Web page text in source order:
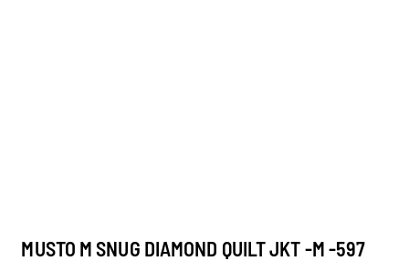
MUSTO M SNUG DIAMOND QUILT JKT -M -597